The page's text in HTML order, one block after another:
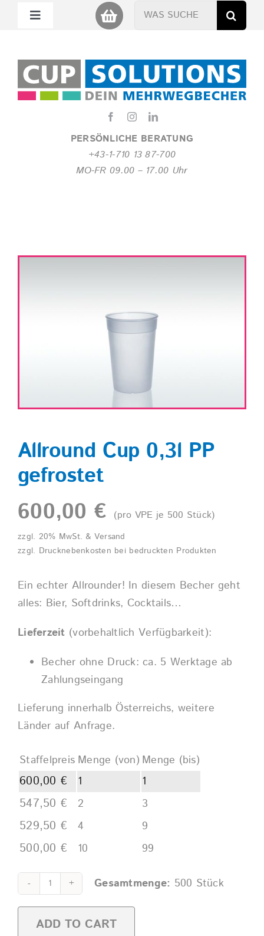
PERSÖNLICHE BERATUNG
+43-1-710 13 87-700
MO-FR 09.00 – 17.00 Uhr
Toggle
Miet Cup
Nachhaltigkeit
Suche
nach:
Allround Cup 0,3l PP
gefrostet
600,00 € (pro VPE je 500 Stück)
zzgl. 20% MwSt. & Versand
zzgl. Drucknebenkosten bei bedruckten Produkten
Ein echter Allrounder! In diesem Becher geht
alles: Bier, Softdrinks, Cocktails…
Lieferzeit (vorbehaltlich Verfügbarkeit):
Becher ohne Druck: ca. 5 Werktage ab
Zahlungseingang
Lieferung innerhalb Österreichs, weitere
Länder auf Anfrage.
Staffelpreis Menge (von) Menge (bis)
600,00 € 1 1
547,50 € 2 3
529,50 € 4 9
500,00 € 10 99
Allround
Cup
0,3l
Gesamtmenge: 500 Stück
ADD TO CART
Alternative: